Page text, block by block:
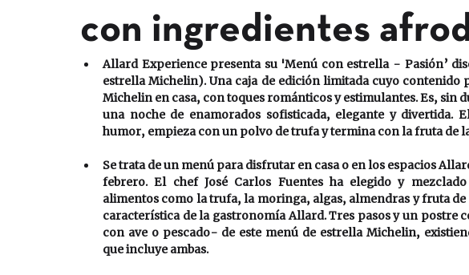
con ingredientes
Allard Experience presenta su 'Menú con estrella - Pasión’
estrella Michelin). Una caja de edición limitada cuyo
Michelin en casa, con toques románticos y estimulantes. Es, sin
una noche de enamorados sofisticada, elegante y divertida.
humor, empieza con un polvo de trufa y termina con la fruta de
Se trata de un menú para disfrutar en casa o en los espacios
febrero. El chef José Carlos Fuentes ha elegido y
alimentos como la trufa, la moringa, algas, almendras y fruta
característica de la gastronomía Allard. Tres pasos y un
con ave o pescado- de este menú de estrella Michelin,
que incluye ambas.